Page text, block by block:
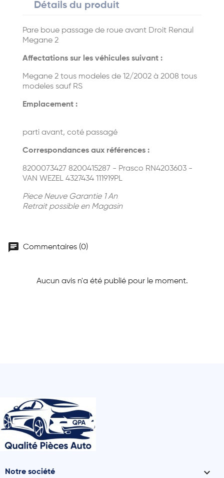
Détails du produit
Pare boue passage de roue avant Droit Renaul
Megane 2
Affectations sur les véhicules suivant :
Megane 2 tous modeles de 12/2002 à 2008 tous
modeles sauf RS
Emplacement :
parti avant, coté passagé
Correspondances aux références :
8200073427 8200415287 - Prasco RN4203603 -
VAN WEZEL 4327434 111919PL
Piece Neuve Garantie 1 An
Retrait possible en Magasin
chat Commentaires (0)
Aucun avis n'a été publié pour le moment.
Notre société 